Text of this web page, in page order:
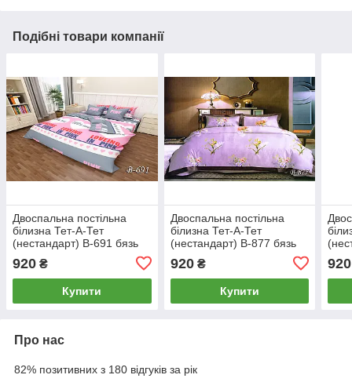
Подібні товари компанії
Двоспальна постільна
білизна Тет-А-Тет
(нестандарт) В-691 бязь
920 ₴
Купити
Двоспальна постільна
білизна Тет-А-Тет
(нестандарт) В-877 бязь
920₴
Купити
920
Про нас
82% позитивних з 180 відгуків за рік